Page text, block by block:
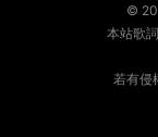
©
本站歌
若有侵